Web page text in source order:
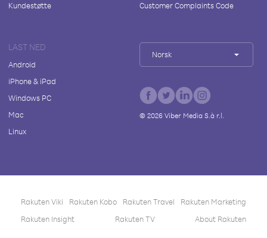
Kundestøtte
Customer Complaints Code
LAST NED
Android
iPhone & iPad
Windows PC
Mac
Linux
Norsk
© 2026Viber Media S.à r.l.
Rakuten Viki Rakuten Kobo Rakuten Travel
Rakuten Marketing
Rakuten Insight
Rakuten TV About Rakuten